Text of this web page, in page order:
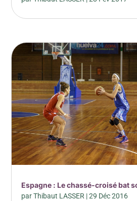
Espagne : Le chassé-croisé bat
parThibaut LASSER |29 Déc 2016